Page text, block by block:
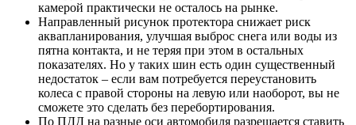
камерой практически не осталось на рынке.
Направленный рисунок протектора снижает риск
аквапланирования, улучшая выброс снега или воды из
пятна контакта, и не теряя при этом в остальных
показателях. Но у таких шин есть один существенный
недостаток – если вам потребуется переустановить
колеса с правой стороны на левую или наоборот, вы не
сможете это сделать без перебортирования.
По ПДД на разные оси автомобиля разрешается ставить